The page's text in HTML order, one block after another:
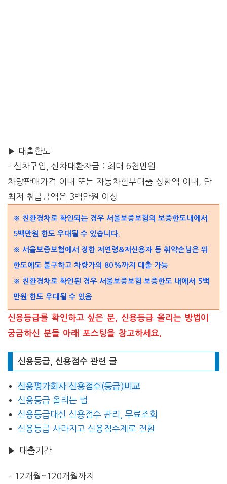
▶ 대출한도
– 신차구입, 신차대환자금 : 최대 6천만원
차량판매가격 이내 또는 자동차할부대출 상환액 이내, 단
최저 취급금액은 3백만원 이상
※ 친환경차로 확인되는 경우 서울보증보험의 보증한도내에서
5백만원 한도 우대될 수 있습니다.
※ 서울보증보험에서 정한 저연령&저신용자 등 취약손님은 위
한도에도 불구하고 차량가의 80%까지 대출 가능
※ 친환경차로 확인된 경우 서울보증보험 보증한도 내에서 5백
만원 한도 우대될 수 있음
신용등급를 확인하고 싶은 분, 신용등급 올리는 방법이
궁금하신 분들 아래 포스팅을 참고하세요.
신용등급, 신용점수 관련 글
신용평가회사 신용점수(등급)비교
신용등급 올리는 법
신용등급대신 신용점수 관리, 무료조회
신용등급 사라지고 신용점수제로 전환
▶ 대출기간
– 12개월~120개월까지